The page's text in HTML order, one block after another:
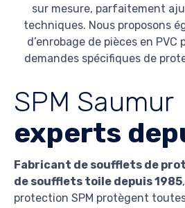
sur mesure, parfaitement
techniques. Nous proposons
d’enrobage de pièces en PVC
demandes spécifiques de
SPM Saumur
experts
Fabricant de soufflets de
de soufflets toile depuis 1985
protection SPM protègent